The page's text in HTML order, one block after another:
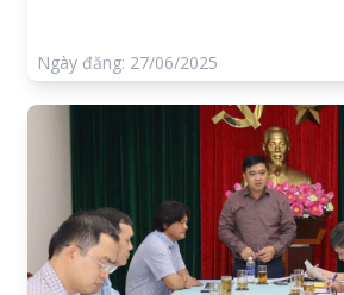
Ngày đăng: 27/06/2025